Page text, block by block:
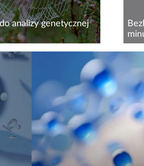
analizy genetycznej
pierwsze skuteczne
Cas9 do edycji
ograniczenia
genetyczną na
w